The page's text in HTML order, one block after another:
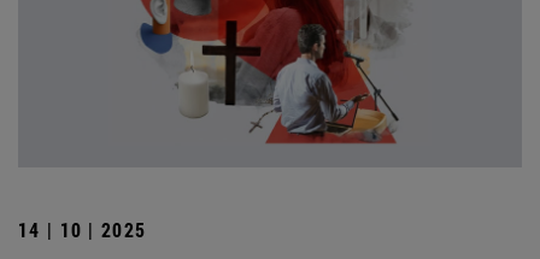
14 | 10 | 2025